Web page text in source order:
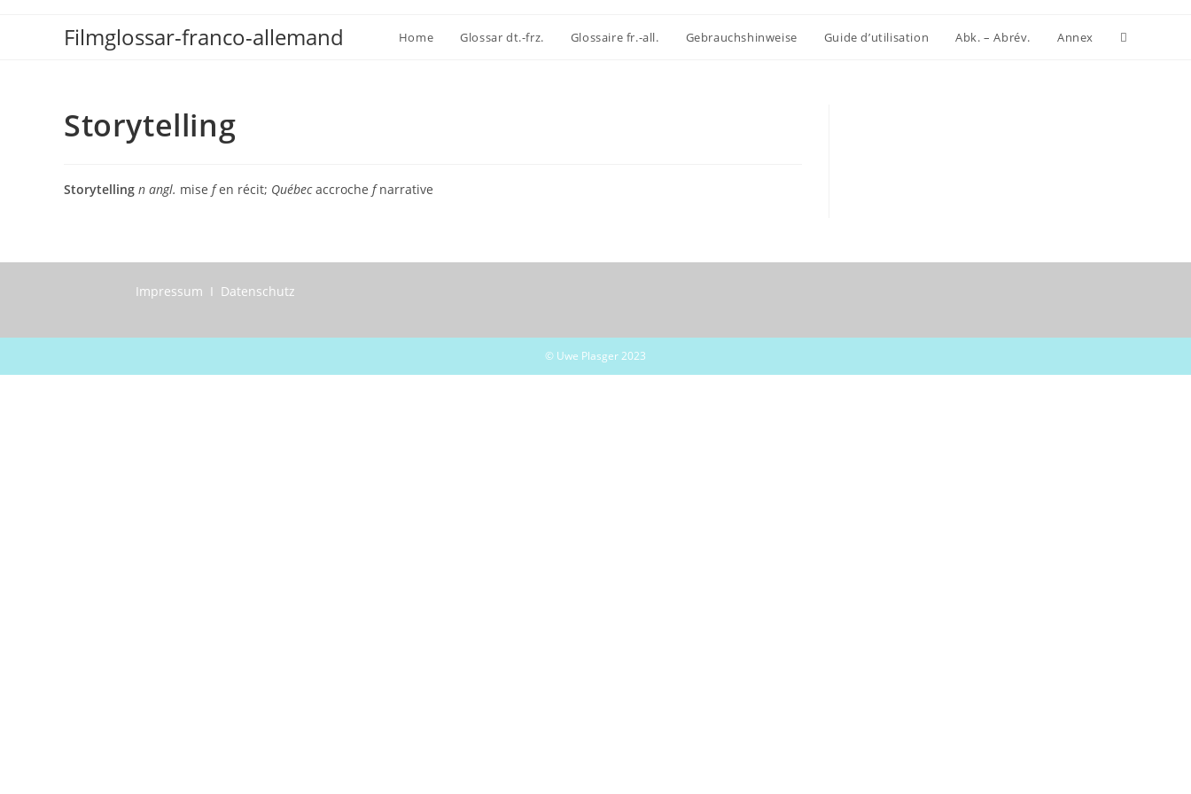
Filmglossar-franco-allemand Home Glossar dt.-frz. Glossaire fr.-all. Gebrauchshinweise Guide d’utilisation Abk. – Abrév. Annex Website-
Storytelling
Storytelling n angl. mise fen récit; Québecaccroche fnarrative
Impressum I Datenschutz
© Uwe Plasger 2023